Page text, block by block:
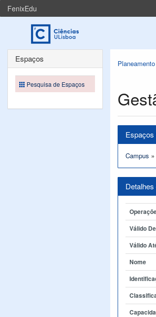
FenixEdu
Espaços
Campus »
Válido
Válido
Nome
Espaços
Pesquisa de Espaços